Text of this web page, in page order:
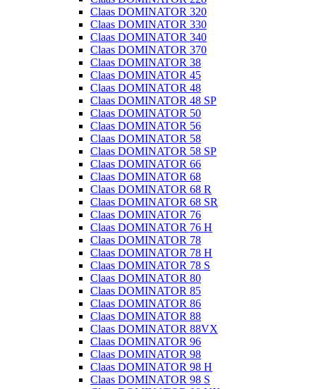
Claas DOMINATOR 320
Claas DOMINATOR 330
Claas DOMINATOR 340
Claas DOMINATOR 370
Claas DOMINATOR 38
Claas DOMINATOR 45
Claas DOMINATOR 48
Claas DOMINATOR 48 SP
Claas DOMINATOR 50
Claas DOMINATOR 56
Claas DOMINATOR 58
Claas DOMINATOR 58 SP
Claas DOMINATOR 66
Claas DOMINATOR 68
Claas DOMINATOR 68 R
Claas DOMINATOR 68 SR
Claas DOMINATOR 76
Claas DOMINATOR 76 H
Claas DOMINATOR 78
Claas DOMINATOR 78 H
Claas DOMINATOR 78 S
Claas DOMINATOR 80
Claas DOMINATOR 85
Claas DOMINATOR 86
Claas DOMINATOR 88
Claas DOMINATOR 88VX
Claas DOMINATOR 96
Claas DOMINATOR 98
Claas DOMINATOR 98 H
Claas DOMINATOR 98 S